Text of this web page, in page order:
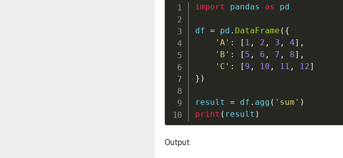
import pandas as pd
df = pd . DataFrame ( {
'A' : [ 1 , 2 , 3 , 4] ,
'B' : [ 5 , 6 , 7 , 8] ,
'C' : [ 9 , 10 , 11 , 12]
} )
result = df . agg ( 'sum' )
print ( result )
Output: